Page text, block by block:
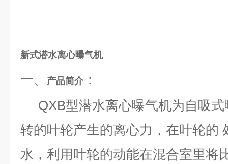
新式潜水离心曝气机
一、 产品简介：
QXB型潜水离心曝气机为自吸
转的叶轮产生的离心力，在叶轮的
水，利用叶轮的动能在混合室里将